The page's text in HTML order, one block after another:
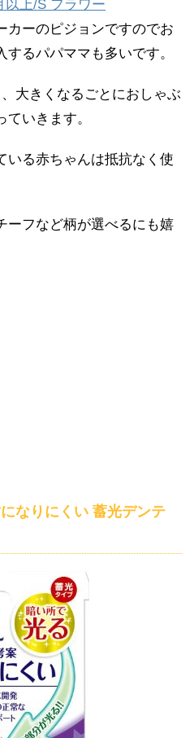
以上/S フラワー
カーのピジョンですのでお
るパパママも多いです。
大きくなるごとにおしゃぶ
いきます。
いる赤ちゃんは抵抗なく使
ーフなど柄が選べるにも嬉
なりにくい 蓄光デンテ